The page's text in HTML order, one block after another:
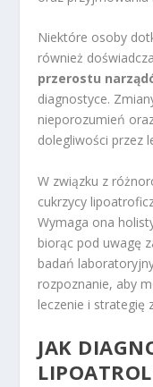
Niektóre osoby
również
przerostu
diagnostyce.
nieporozumień
dolegliwości przez
W związku z
cukrzycy
Wymaga ona
biorąc pod uwagę
badań
rozpoznanie, aby
leczenie i strategię
JAK